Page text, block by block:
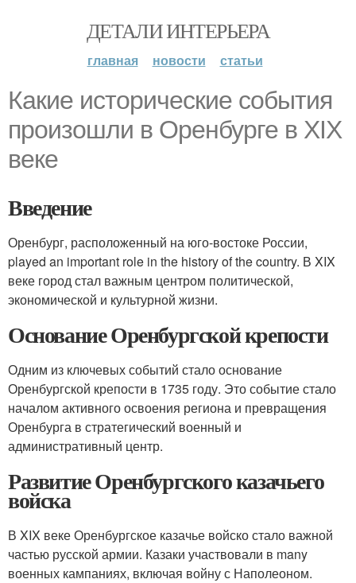
ДЕТАЛИ ИНТЕРЬЕРА
главная новости статьи
Какие исторические события
произошли в Оренбурге в XIX
веке
Введение
Оренбург, расположенный на юго-востоке России,
played an important role in the history of the country. В XIX
веке город стал важным центром политической,
экономической и культурной жизни.
Основание Оренбургской крепости
Одним из ключевых событий стало основание
Оренбургской крепости в 1735 году. Это событие стало
началом активного освоения региона и превращения
Оренбурга в стратегический военный и
административный центр.
Развитие Оренбургского казачьего
войска
В XIX веке Оренбургское казачье войско стало важной
частью русской армии. Казаки участвовали в many
военных кампаниях, включая войну с Наполеоном.